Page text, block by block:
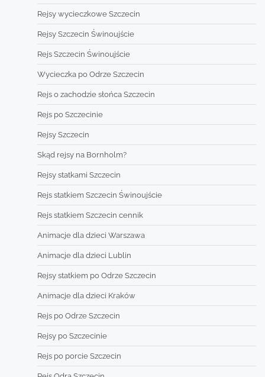
Rejsy wycieczkowe Szczecin
Rejsy Szczecin Świnoujście
Rejs Szczecin Świnoujście
Wycieczka po Odrze Szczecin
Rejs o zachodzie słońca Szczecin
Rejs po Szczecinie
Rejsy Szczecin
Skąd rejsy na Bornholm?
Rejsy statkami Szczecin
Rejs statkiem Szczecin Świnoujście
Rejs statkiem Szczecin cennik
Animacje dla dzieci Warszawa
Animacje dla dzieci Lublin
Rejsy statkiem po Odrze Szczecin
Animacje dla dzieci Kraków
Rejs po Odrze Szczecin
Rejsy po Szczecinie
Rejs po porcie Szczecin